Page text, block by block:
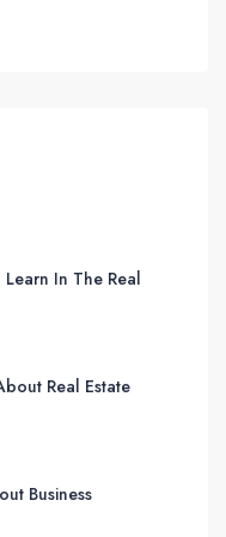
In The Real
Real Estate
Business